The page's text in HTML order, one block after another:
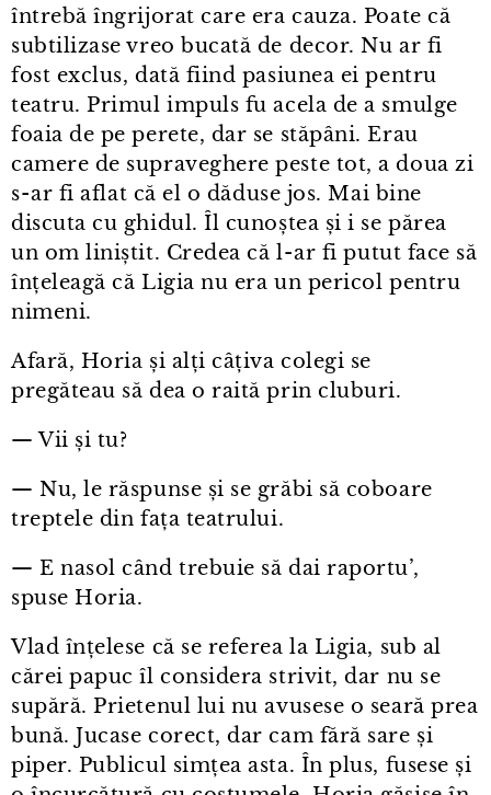
întrebă îngrijorat care era cauza. Poate că
subtilizase vreo bucată de decor. Nu ar fi
fost exclus, dată fiind pasiunea ei pentru
teatru. Primul impuls fu acela de a smulge
foaia de pe perete, dar se stăpâni. Erau
camere de supraveghere peste tot, a doua zi
s⁠-⁠ar fi aflat că el o dăduse jos. Mai bine
discuta cu ghidul. Îl cunoștea și i se părea
un om liniștit. Credea că l⁠-⁠ar fi putut face să
înțeleagă că Ligia nu era un pericol pentru
nimeni.
Afară, Horia și alți câțiva colegi se
pregăteau să dea o raită prin cluburi.
— Vii și tu?
— Nu, le răspunse și se grăbi să coboare
treptele din fața teatrului.
— E nasol când trebuie să dai raportu’,
spuse Horia.
Vlad înțelese că se referea la Ligia, sub al
cărei papuc îl considera strivit, dar nu se
supără. Prietenul lui nu avusese o seară prea
bună. Jucase corect, dar cam fără sare și
piper. Publicul simțea asta. În plus, fusese și